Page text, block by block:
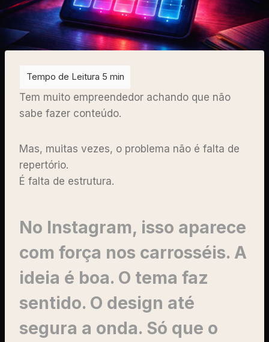
Tem muito empreendedor achando que não
sabe fazer conteúdo.
Mas, muitas vezes, o problema não é falta de
repertório.
É falta de estrutura.
No Instagram, isso aparece
com força nos carrosséis. A
ideia é boa. O tema faz
sentido. O design até
segura a onda. Só que o